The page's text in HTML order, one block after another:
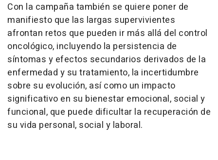
Con la campaña también se quiere poner de
manifiesto que las largas supervivientes
afrontan retos que pueden ir más allá del control
oncológico, incluyendo la persistencia de
síntomas y efectos secundarios derivados de la
enfermedad y su tratamiento, la incertidumbre
sobre su evolución, así como un impacto
significativo en su bienestar emocional, social y
funcional, que puede dificultar la recuperación de
su vida personal, social y laboral.